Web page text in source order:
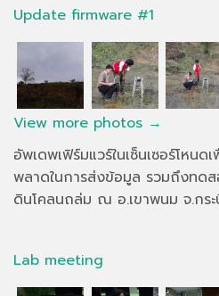
Update firmware #1
View more photos →
อัพเดพเฟิร์มแวร์ในเซ็นเซอร์โหน
พลาดในการส่งข้อมูล รวมถึงทดส
ดินโคลนถล่ม ณ อ.เขาพนม จ.กร
Lab meeting